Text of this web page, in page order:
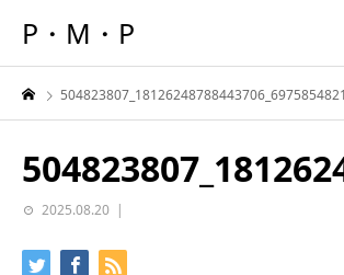
P・M・P
2025.08.20